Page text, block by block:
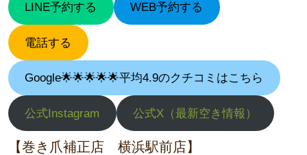
LINE予約する WEB予約する
電話する
Google🌟🌟🌟🌟🌟平均4.9のクチコミはこちら
公式Instagram 公式X（最新空き情報）
【巻き爪補正店 横浜駅前店】